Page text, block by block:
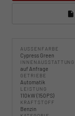
AUSSENFARBE
Cypress Green
INNENAUSSTATTUNG
auf Anfrage
GETRIEBE
Automatik
LEISTUNG
110 kW (150 PS)
KRAFTSTOFF
Benzin